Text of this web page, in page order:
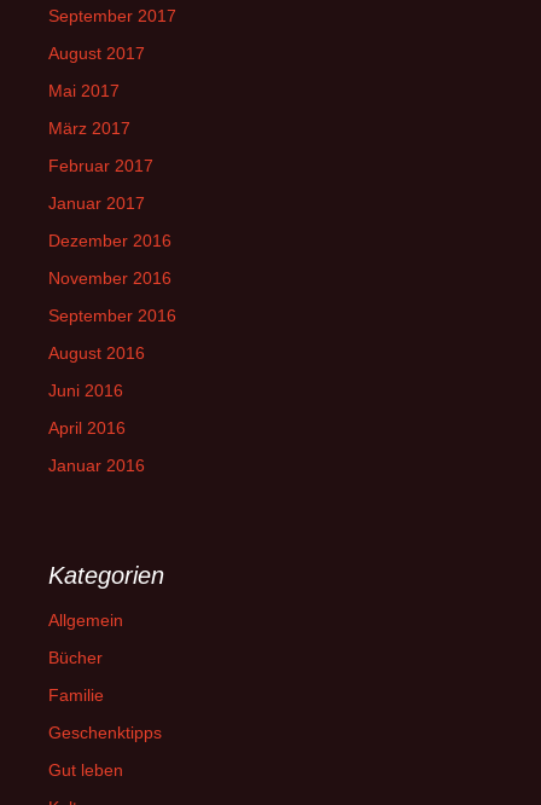
September 2017
August 2017
Mai 2017
März 2017
Februar 2017
Januar 2017
Dezember 2016
November 2016
September 2016
August 2016
Juni 2016
April 2016
Januar 2016
Kategorien
Allgemein
Bücher
Familie
Geschenktipps
Gut leben